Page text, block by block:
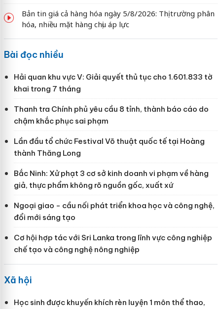
Bản tin giá cả hàng hóa ngày 5/8/2026: Thị trường phân
hóa, nhiều mặt hàng chịu áp lực
Bài đọc nhiều
Hải quan khu vực V: Giải quyết thủ tục cho 1.601.833 tờ
khai trong 7 tháng
Thanh tra Chính phủ yêu cầu 8 tỉnh, thành báo cáo do
chậm khắc phục sai phạm
Lần đầu tổ chức Festival Võ thuật quốc tế tại Hoàng
thành Thăng Long
Bắc Ninh: Xử phạt 3 cơ sở kinh doanh vi phạm về hàng
giả, thực phẩm không rõ nguồn gốc, xuất xứ
Ngoại giao - cầu nối phát triển khoa học và công nghệ,
đổi mới sáng tạo
Cơ hội hợp tác với Sri Lanka trong lĩnh vực công nghiệp
chế tạo và công nghệ nông nghiệp
Xã hội
Học sinh được khuyến khích rèn luyện 1 môn thể thao,